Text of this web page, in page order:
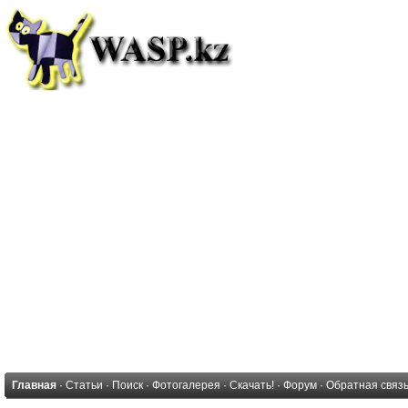
Главная · Статьи · Поиск · Фотогалерея · Скачать! · Форум · Обратная связь